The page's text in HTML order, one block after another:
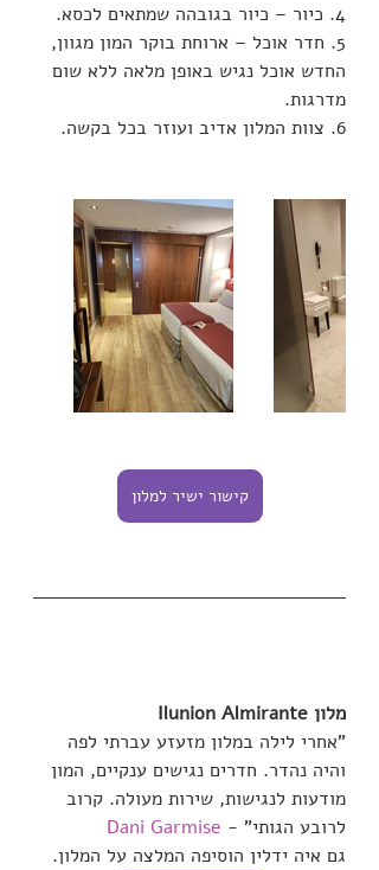
4. כיור – כיור בגובהה שמתאים לכסא.
5. חדר אוכל – ארוחת בוקר המון מגוון,
החדש אוכל נגיש באופן מלאה ללא שום
מדרגות.
6. צוות המלון אדיב ועוזר בכל בקשה.
קישור ישיר למלון
מלון Ilunion Almirante
"אחרי לילה במלון מזעזע עברתי לפה
והיה נהדר. חדרים נגישים ענקיים, המון
מודעות לנגישות, שירות מעולה. קרוב
לרובע הגותי" - Dani Garmise
גם איה ידלין הוסיפה המלצה על המלון.